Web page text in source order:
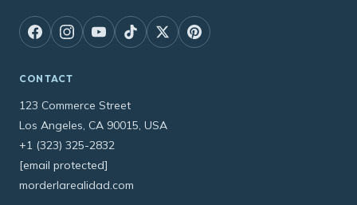
CONTACT
123 Commerce Street
Los Angeles, CA 90015, USA
+1 (323) 325-2832
[email protected]
morderlarealidad.com